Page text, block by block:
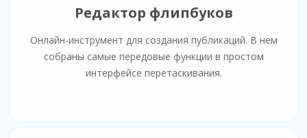
Редактор флипбуков
Онлайн-инструмент для создания публикаций. В нем
собраны самые передовые функции в простом
интерфейсе перетаскивания.